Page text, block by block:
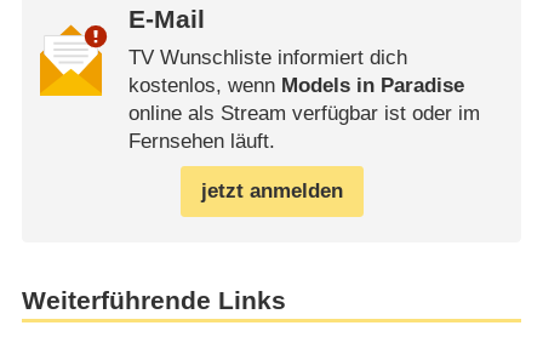
E-Mail
TV Wunschliste informiert dich
kostenlos, wenn Models in Paradise
online als Stream verfügbar ist oder im
Fernsehen läuft.
jetzt anmelden
Weiterführende Links